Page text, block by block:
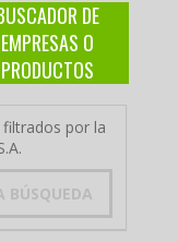
DE
EMPRESAS O
PRODUCTOS
por la
BÚSQUEDA